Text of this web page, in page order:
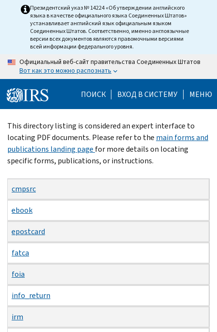
Президентский указ № 14224 «Об утверждении английского
языка в качестве официального языка Соединенных Штатов»
устанавливает английский язык официальным языком
Соединенных Штатов. Соответственно, именно англоязычные
версии всех документов являются правомочными версиями
всей информации федерального уровня.
Официальный веб-сайт правительства Соединенных Штатов
Вот как это можно распознать
ПОИСК ВХОД В СИСТЕМУ МЕНЮ
Beginning
of
main
content
This directory listing is considered an expert interface to
locating PDF documents. Please refer to the main forms and
publications landing page for more details on locating
specific forms, publications, or instructions.
cmpsrc
ebook
epostcard
fatca
foia
info_return
irm